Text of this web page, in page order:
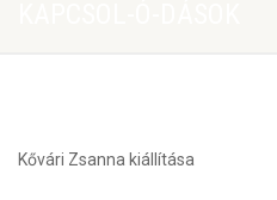
Kővári Zsanna kiállítása